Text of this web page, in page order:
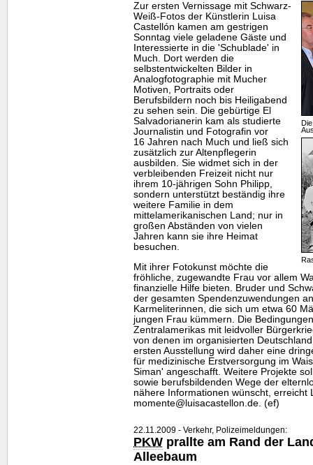
Zur ersten Vernissage mit Schwarz-
Weiß-Fotos der Künstlerin Luisa
Castellón kamen am gestrigen
Sonntag viele geladene Gäste und
Interessierte in die 'Schublade' in
Much. Dort werden die
selbstentwickelten Bilder in
Analogfotographie mit Mucher
Motiven, Portraits oder
Berufsbildern noch bis Heiligabend
zu sehen sein. Die gebürtige El
Salvadorianerin kam als studierte
Journalistin und Fotografin vor
16 Jahren nach Much und ließ sich
zusätzlich zur Altenpflegerin
ausbilden. Sie widmet sich in der
verbleibenden Freizeit nicht nur
ihrem 10-jährigen Sohn Philipp,
sondern unterstützt beständig ihre
weitere Familie in dem
mittelamerikanischen Land; nur in
großen Abständen von vielen
Jahren kann sie ihre Heimat
besuchen.
Mit ihrer Fotokunst möchte die
fröhliche, zugewandte Frau vor allem
finanzielle Hilfe bieten. Bruder und
der gesamten Spendenzuwendungen
Karmeliterinnen, die sich um etwa 60
jungen Frau kümmern. Die
Zentralamerikas mit leidvoller
von denen im organisierten
ersten Ausstellung wird daher eine
für medizinische Erstversorgung im
Siman' angeschafft. Weitere Projekte
sowie berufsbildenden Wege der
nähere Informationen wünscht, erreicht
momente@luisacastellon.de. (ef)
22.11.2009 - Verkehr, Polizeimeldungen:
PKW prallte am Rand der
Alleebaum